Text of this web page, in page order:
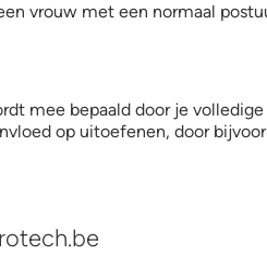
vrouw met een normaal
mee bepaald door je
op uitoefenen, door